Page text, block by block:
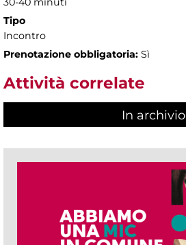
Tipo
Incontro
Prenotazione obbligatoria: Sì
Attività correlate
In archivio